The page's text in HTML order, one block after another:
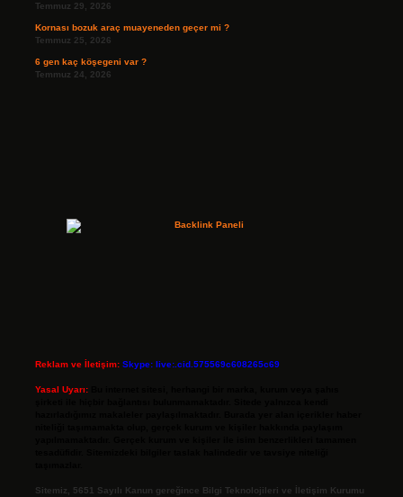
Temmuz 29, 2026
Kornası bozuk araç muayeneden geçer mi ?
Temmuz 25, 2026
6 gen kaç köşegeni var ?
Temmuz 24, 2026
Reklam ve İletişim: Skype: live:.cid.575569c608265c69
Yasal Uyarı:
Sitemiz, 5651 Sayılı Kanun gereğince Bilgi Teknolojileri ve İletişim Kurumu